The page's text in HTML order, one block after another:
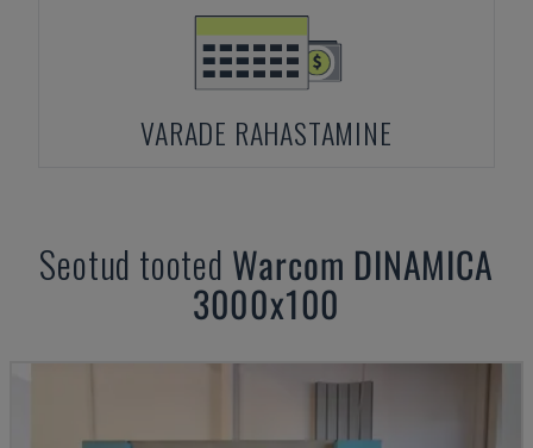
VARADE RAHASTAMINE
Seotud tooted Warcom DINAMICA
3000x100